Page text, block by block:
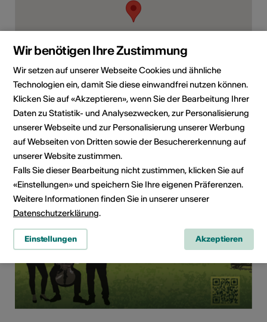
TERMERWEG 34, 3900 BRIG
Route planen
ÖV Fahrplan
Wir benötigen Ihre Zustimmung
Wir setzen auf unserer Webseite Cookies und ähnliche
Technologien ein, damit Sie diese einwandfrei nutzen können.
Klicken Sie auf «Akzeptieren», wenn Sie der Bearbeitung Ihrer
Daten zu Statistik- und Analysezwecken, zur Personalisierung
unserer Webseite und zur Personalisierung unserer Werbung
auf Webseiten von Dritten sowie der Besuchererkennung auf
unserer Website zustimmen.
Falls Sie dieser Bearbeitung nicht zustimmen, klicken Sie auf
«Einstellungen» und speichern Sie Ihre eigenen Präferenzen.
Weitere Informationen finden Sie in unserer unserer
Datenschutzerklärung.
Einstellungen Akzeptieren